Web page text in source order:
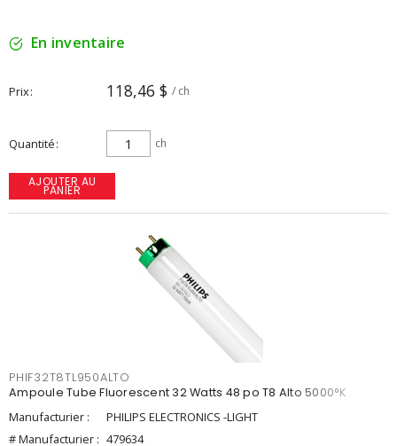
En inventaire
Prix 118,46 $ / ch
Quantité ch
AJOUTER AU
PANIER
PHIF32T8TL950ALTO
Ampoule Tube Fluorescent 32 Watts 48 po T8 Alto 5000°K
Manufacturier :
PHILIPS ELECTRONICS -LIGHT
# Manufacturier : 479634